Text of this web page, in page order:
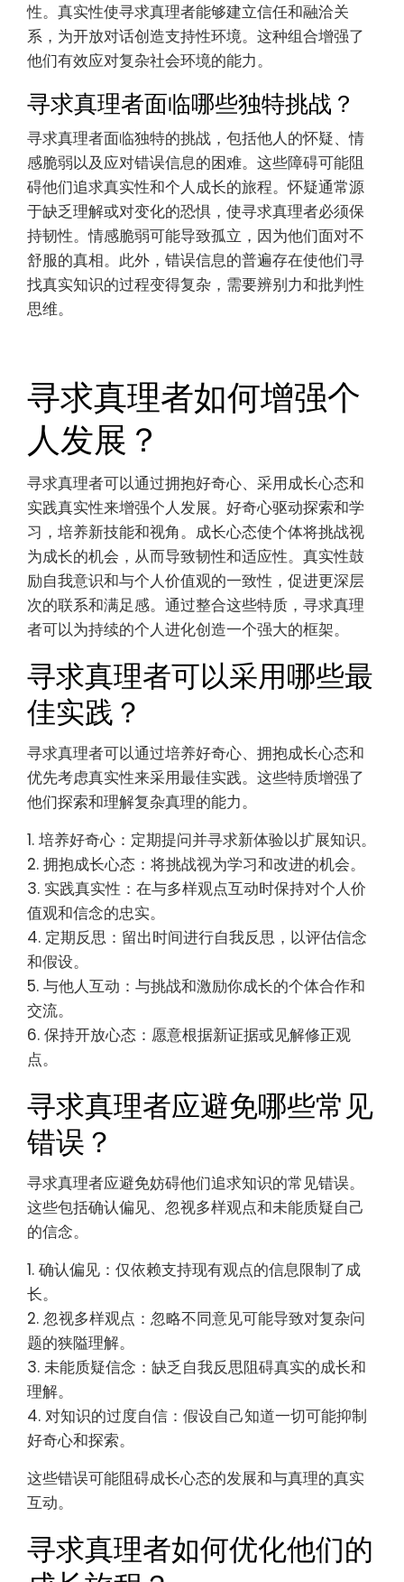
性。真实性使寻求真理者能够建立信任和融洽关
系，为开放对话创造支持性环境。这种组合增强了
他们有效应对复杂社会环境的能力。
寻求真理者面临哪些独特挑战？
寻求真理者面临独特的挑战，包括他人的怀疑、情
感脆弱以及应对错误信息的困难。这些障碍可能阻
碍他们追求真实性和个人成长的旅程。怀疑通常源
于缺乏理解或对变化的恐惧，使寻求真理者必须保
持韧性。情感脆弱可能导致孤立，因为他们面对不
舒服的真相。此外，错误信息的普遍存在使他们寻
找真实知识的过程变得复杂，需要辨别力和批判性
思维。
寻求真理者如何增强个
人发展？
寻求真理者可以通过拥抱好奇心、采用成长心态和
实践真实性来增强个人发展。好奇心驱动探索和学
习，培养新技能和视角。成长心态使个体将挑战视
为成长的机会，从而导致韧性和适应性。真实性鼓
励自我意识和与个人价值观的一致性，促进更深层
次的联系和满足感。通过整合这些特质，寻求真理
者可以为持续的个人进化创造一个强大的框架。
寻求真理者可以采用哪些最
佳实践？
寻求真理者可以通过培养好奇心、拥抱成长心态和
优先考虑真实性来采用最佳实践。这些特质增强了
他们探索和理解复杂真理的能力。
1. 培养好奇心：定期提问并寻求新体验以扩展知识。
2. 拥抱成长心态：将挑战视为学习和改进的机会。
3. 实践真实性：在与多样观点互动时保持对个人价
值观和信念的忠实。
4. 定期反思：留出时间进行自我反思，以评估信念
和假设。
5. 与他人互动：与挑战和激励你成长的个体合作和
交流。
6. 保持开放心态：愿意根据新证据或见解修正观
点。
寻求真理者应避免哪些常见
错误？
寻求真理者应避免妨碍他们追求知识的常见错误。
这些包括确认偏见、忽视多样观点和未能质疑自己
的信念。
1. 确认偏见：仅依赖支持现有观点的信息限制了成
长。
2. 忽视多样观点：忽略不同意见可能导致对复杂问
题的狭隘理解。
理解。
4. 对知识的过度自信：假设自己知道一切可能抑制